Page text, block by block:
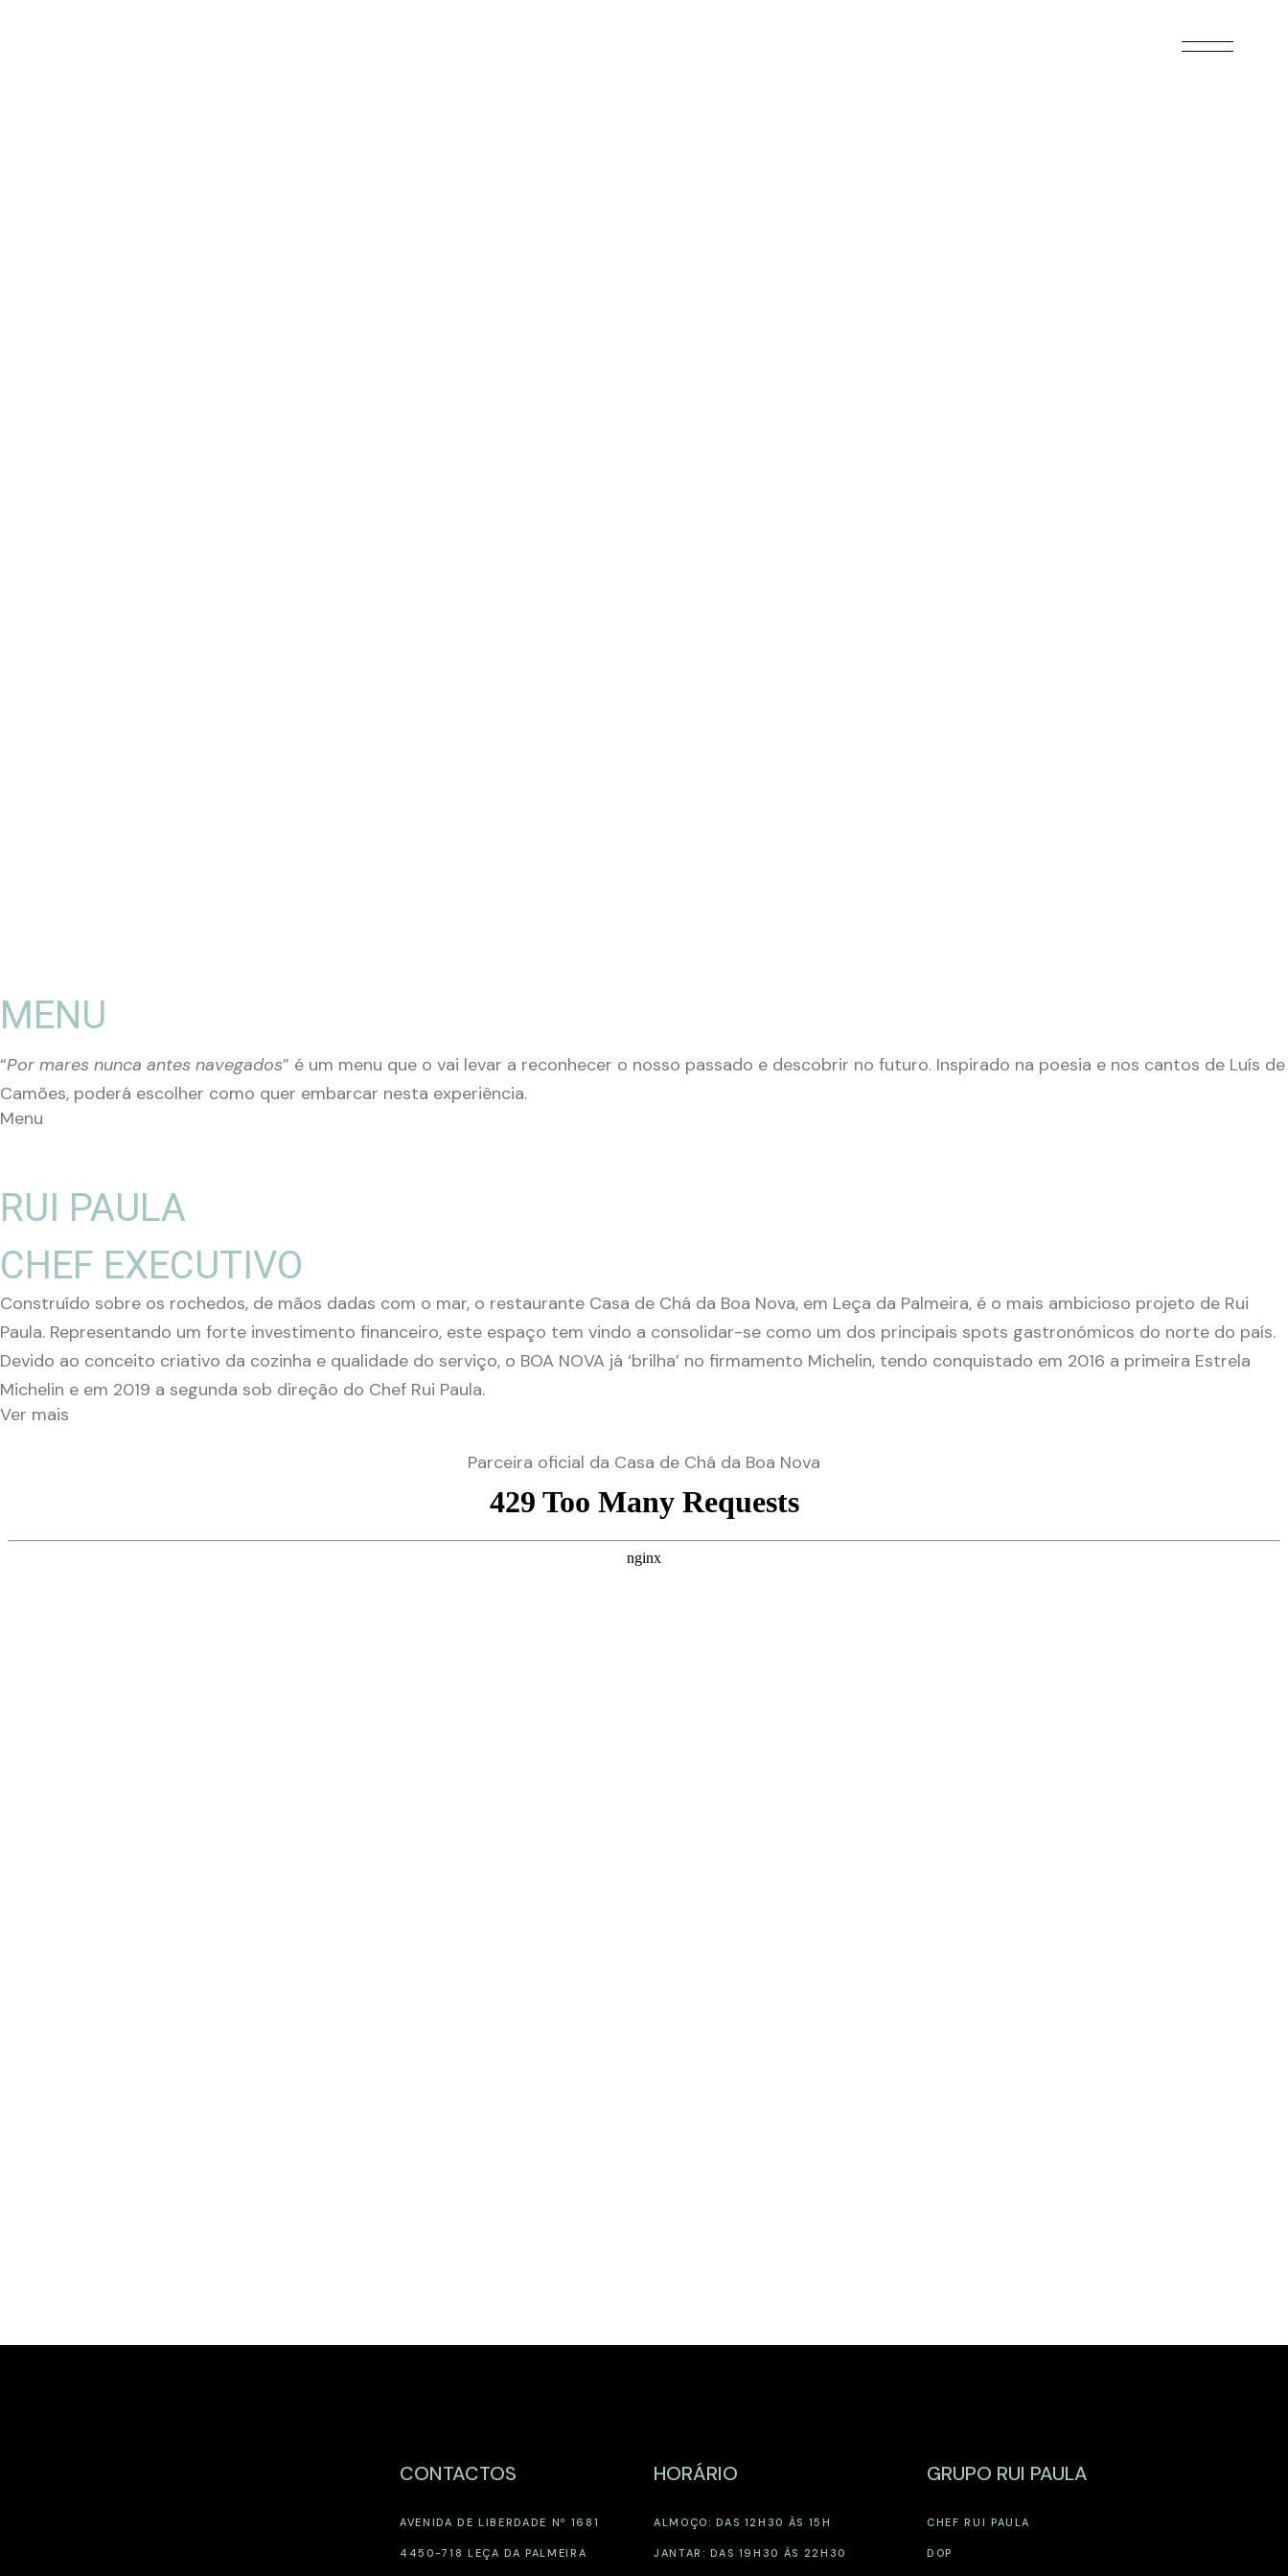
MENU
“Por mares nunca antes navegados” é um menu que o vai levar a reconhecer o nosso passado e descobrir no futuro. Inspirado na poesia e nos cantos de Luís de
Camões, poderá escolher como quer embarcar nesta experiência.
Menu
RUI PAULA
CHEF EXECUTIVO
Construído sobre os rochedos, de mãos dadas com o mar, o restaurante Casa de Chá da Boa Nova, em Leça da Palmeira, é o mais ambicioso projeto de Rui
Paula. Representando um forte investimento financeiro, este espaço tem vindo a consolidar-se como um dos principais spots gastronómicos do norte do país.
Devido ao conceito criativo da cozinha e qualidade do serviço, o BOA NOVA já ‘brilha’ no firmamento Michelin, tendo conquistado em 2016 a primeira Estrela
Michelin e em 2019 a segunda sob direção do Chef Rui Paula.
Ver mais
Parceira oficial da Casa de Chá da Boa Nova
CONTACTOS
AVENIDA DE LIBERDADE Nº 1681
4450-718 LEÇA DA PALMEIRA
HORÁRIO
ALMOÇO: DAS 12H30 ÀS 15H
JANTAR: DAS 19H30 ÀS 22H30
GRUPO RUI PAULA
CHEF RUI PAULA
DOP